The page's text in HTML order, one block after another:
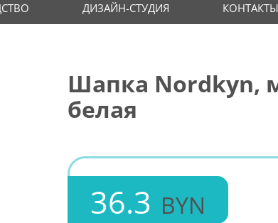
ДИЗАЙН-СТУДИЯ КОНТАКТЫ
Шапка Nordkyn,
белая
36.3 BYN